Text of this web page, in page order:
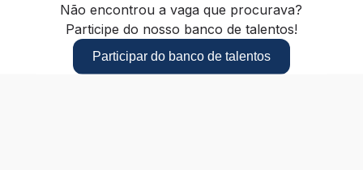
Não encontrou a vaga que procurava?
Participe do nosso banco de talentos!
Participar do banco de talentos